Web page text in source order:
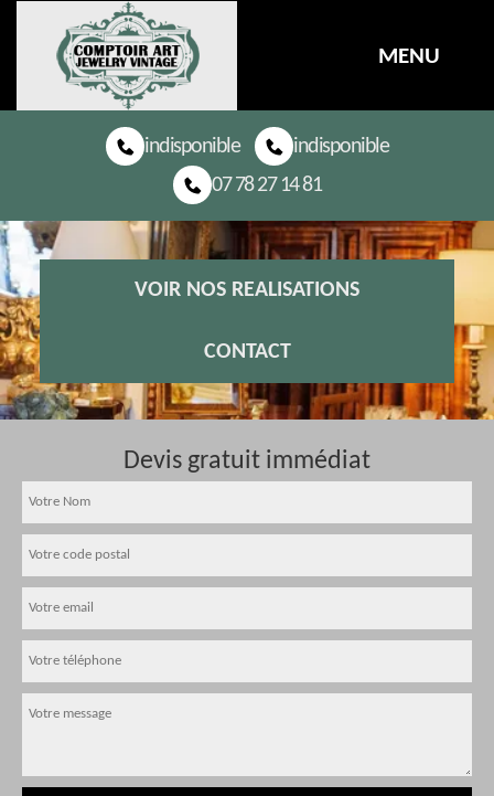
MENU
indisponible
indisponible
07 78 27 14 81
VOIR NOS REALISATIONS
CONTACT
Devis gratuit immédiat